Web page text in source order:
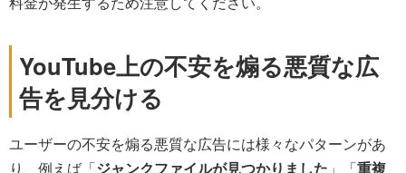
YouTube上の不安を煽る悪質な広
告を見分ける
ユーザーの不安を煽る悪質な広告には様々なパターンがあ
り、例えば「ジャンクファイルが見つかりました 」「重複